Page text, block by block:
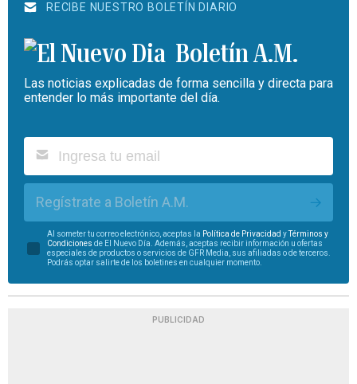
RECIBE NUESTRO BOLETÍN DIARIO
Boletín A.M.
Las noticias explicadas de forma sencilla y directa para
entender lo más importante del día.
Regístrate a Boletín A.M.
Al someter tu correo electrónico, aceptas la Política de Privacidad yTérminos y
Condiciones de El Nuevo Día. Además, aceptas recibir información u ofertas
especiales de productos o servicios de GFR Media, sus afiliadas o de terceros.
Podrás optar salirte de los boletines en cualquier momento.
PUBLICIDAD